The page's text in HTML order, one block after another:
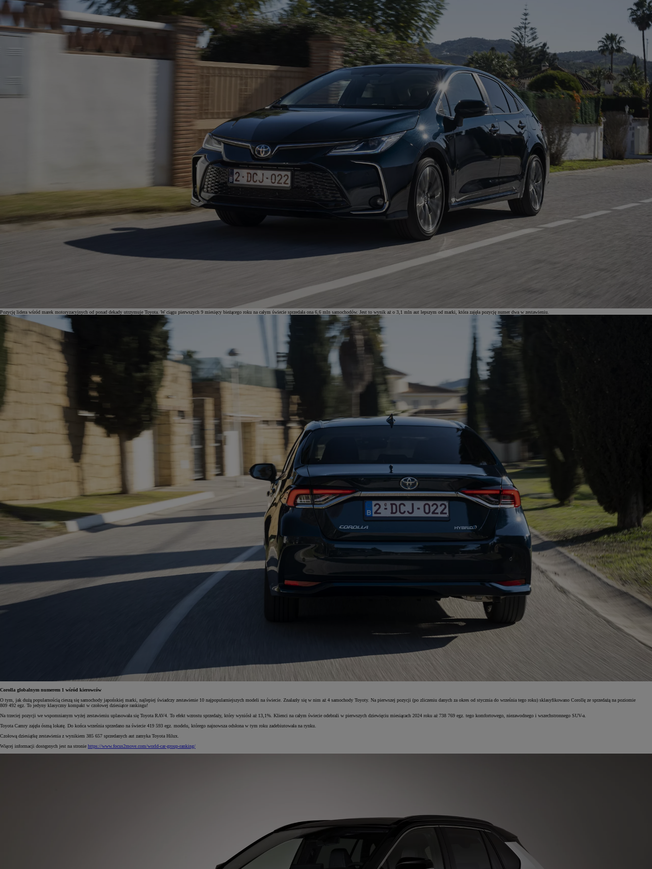
Od105 300 zł
Corolla Hatchback
HYBRID
Pozycję lidera wśród marek motoryzacyjnych od ponad dekady utrzymuje Toyota. W ciągu pierwszych 9 miesięcy bieżącego roku na całym świecie sprzedała ona 6,6 mln samochodów. Jest to wynik aż o 3,1 mln aut lepszym od marki, która zajęła pozycję numer dwa w zestawieniu.
Corolla globalnym numerem 1 wśród kierowców
O tym, jak dużą popularnością cieszą się samochody japońskiej marki, najlepiej świadczy zestawienie 10 najpopularniejszych modeli na świecie. Znalazły się w nim aż 4 samochody Toyoty. Na pierwszej pozycji (po zliczeniu danych za okres od stycznia do września tego roku) sklasyfikowano Corollę ze sprzedażą na poziomie
809 492 egz. To jedyny klasyczny kompakt w czołowej dziesiątce rankingu!
Na trzeciej pozycji we wspomnianym wyżej zestawieniu uplasowała się Toyota RAV4. To efekt wzrostu sprzedaży, który wyniósł aż 13,1%. Klienci na całym świecie odebrali w pierwszych dziewięciu miesiącach 2024 roku aż 738 769 egz. tego komfortowego, niezawodnego i wszechstronnego SUV-a.
Toyota Camry zajęła ósmą lokatę. Do końca września sprzedano na świecie 419 593 egz. modelu, którego najnowsza odsłona w tym roku zadebiutowała na rynku.
Czołową dziesiątkę zestawienia z wynikiem 385 657 sprzedanych aut zamyka Toyota Hilux.
Więcej informacji dostępnych jest na stronie https://www.focus2move.com/world-car-group-ranking/